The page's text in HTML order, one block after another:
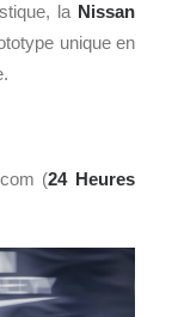
la Nissan
unique en
(24 Heures